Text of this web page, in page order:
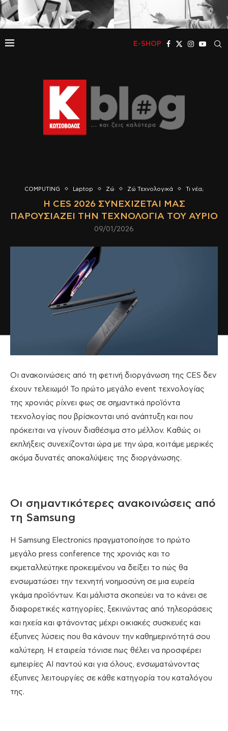
E-SHOP
COMPUTING Laptop Ζώ Ζώ Τεχνολογικά Τι νέα;
Η CES 2026 ΣΥΝΕΧΊΖΕΤΑΙ ΜΑΣ
ΠΑΡΟΥΣΙΆΖΕΙ ΤΗΝ ΤΕΧΝΟΛΟΓΊΑ ΤΟΥ ΑΎΡΙΟ
09/01/2026
Οι ανακοινώσεις από τη φετινή διοργάνωση της CES δεν
έχουν τελειωμό! Το πρώτο μεγάλο event τεχνολογίας
της χρονιάς ρίχνει φως σε σημαντικά προϊόντα
τεχνολογίας που βρίσκονται υπό ανάπτυξη και που
πρόκειται να γίνουν διαθέσιμα στο μέλλον. Καθώς οι
εκπλήξεις συνεχίζονται ώρα με την ώρα, κοιτάμε μερικές
ακόμα δυνατές αποκαλύψεις της διοργάνωσης.
Οι σημαντικότερες ανακοινώσεις από
τη Samsung
Η Samsung Electronics πραγματοποίησε το πρώτο
μεγάλο press conference της χρονιάς και το
εκμεταλλεύτηκε προκειμένου να δείξει το πώς θα
ενσωματώσει την τεχνητή νοημοσύνη σε μια ευρεία
γκάμα προϊόντων. Και μάλιστα σκοπεύει να το κάνει σε
διαφορετικές κατηγορίες, ξεκινώντας από τηλεοράσεις
και ηχεία και φτάνοντας μέχρι οικιακές συσκευές και
έξυπνες λύσεις που θα κάνουν την καθημερινότητά σου
καλύτερη. Η εταιρεία τόνισε πως θέλει να προσφέρει
εμπειρίες AI παντού και για όλους, ενσωματώνοντας
έξυπνες λειτουργίες σε κάθε κατηγορία του καταλόγου
της.